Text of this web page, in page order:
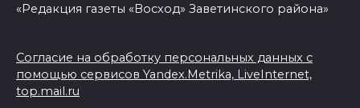
«Редакция газеты «Восход» Заветинского района»
Согласие на обработку персональных данных с
помощью сервисов Yandex.Metrika, LiveInternet,
top.mail.ru